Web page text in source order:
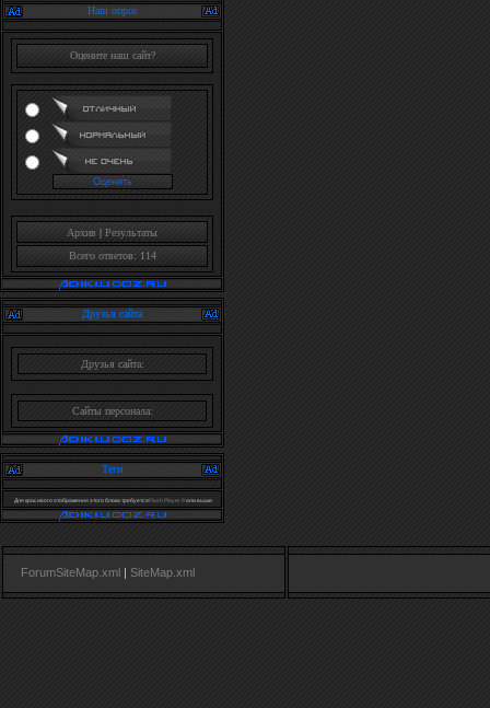
Наш опрос
Оцените наш сайт?
Архив | Результаты
Всего ответов: 114
Друзья сайта
Друзья сайта:
Сайты персонала:
Теги
Для красивого отображения этого блока требуетсяFlash Player 9или выше.
ForumSiteMap.xml | SiteMap.xml